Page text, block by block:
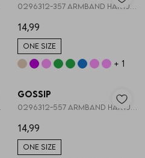
14,99
+ 1
ONE SIZE
1/1
Nieuw
Gossip
14,99
ONE SIZE